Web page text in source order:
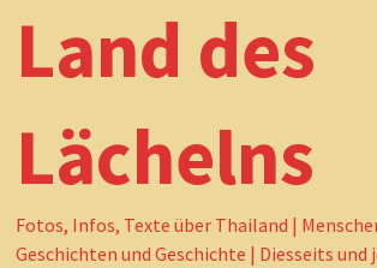
Land des
Lächelns
Fotos, Infos, Texte über Thailand |
Geschichten und Geschichte | Diesseits und